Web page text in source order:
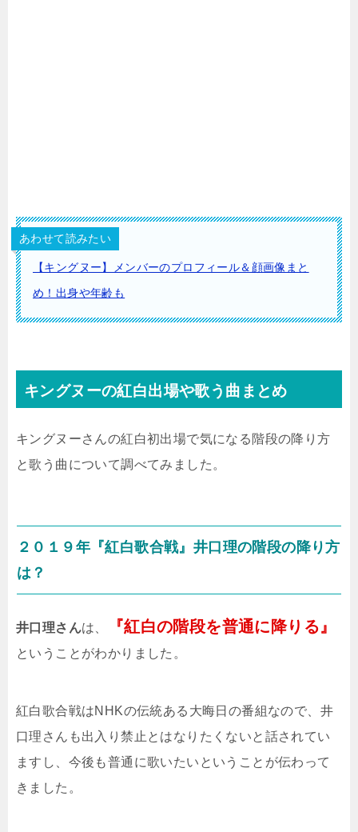
あわせて読みたい
【キングヌー】メンバーのプロフィール＆顔画像まと
め！出身や年齢も
キングヌーの紅白出場や歌う曲まとめ
キングヌーさんの紅白初出場で気になる階段の降り方
と歌う曲について調べてみました。
２０１９年『紅白歌合戦』井口理の階段の降り方
は？
井口理さんは、 『紅白の階段を普通に降りる』
ということがわかりました。
紅白歌合戦はNHKの伝統ある大晦日の番組なので、井
口理さんも出入り禁止とはなりたくないと話されてい
ますし、今後も普通に歌いたいということが伝わって
きました。